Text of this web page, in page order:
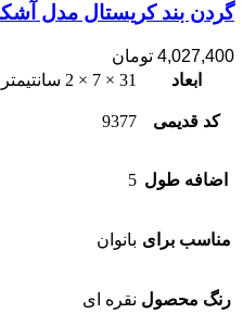
گردن بند کریستال مدل
4,027,400 تومان
ابعاد
31 × 7 × 2 سانتیمتر
کد قدیمی 9377
اضافه طول 5
مناسب برای بانوان
رنگ محصول نقره ای